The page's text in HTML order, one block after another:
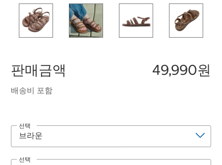
판매금액 49,990원
배송비 포함
선택
선택